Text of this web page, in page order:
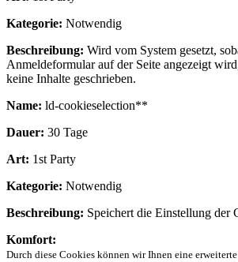
Kategorie: Notwendig
Beschreibung: Wird vom System gesetzt,
Anmeldeformular auf der Seite angezeigt
keine Inhalte geschrieben.
Name: ld-cookieselection**
Dauer: 30 Tage
Art: 1st Party
Kategorie: Notwendig
Beschreibung: Speichert die Einstellung der
Komfort:
Durch diese Cookies können wir Ihnen eine